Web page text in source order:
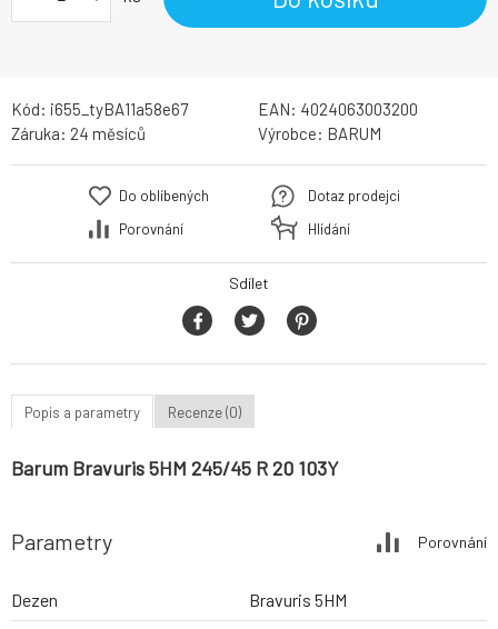
Kód: i655_tyBA11a58e67 EAN: 4024063003200
Záruka: 24 měsíců Výrobce: BARUM
Do oblíbených
Porovnání
Dotaz prodejci
Hlídání
Sdílet
Popis a parametry Recenze (0)
Barum Bravuris 5HM 245/45 R 20 103Y
Parametry Porovnání
Dezen
Bravuris 5HM